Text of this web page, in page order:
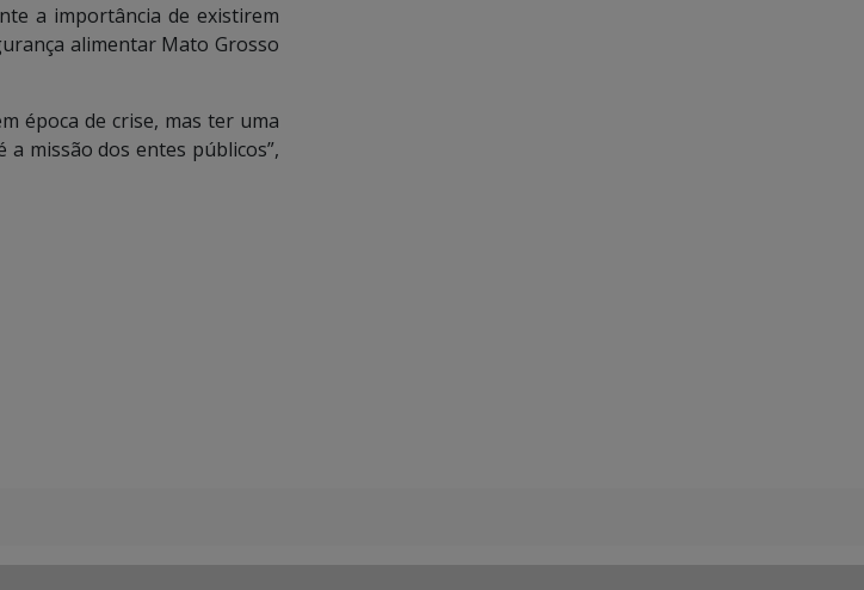
a importância de existirem
alimentar Mato Grosso
época de crise, mas ter uma
missão dos entes públicos”,